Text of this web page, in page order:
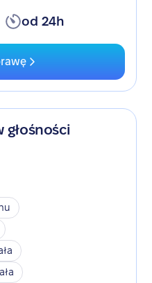
od 24h
głośności